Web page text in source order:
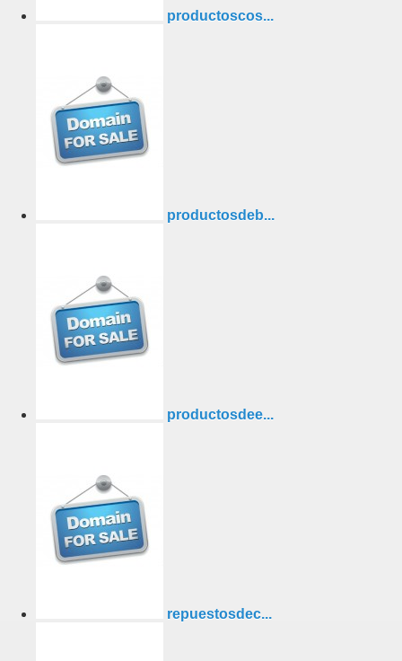
productoscos...
productosdeb...
productosdee...
repuestosdec...